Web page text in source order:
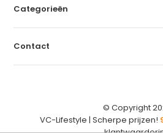
Categorieën
Contact
© Copyright
VC-Lifestyle | Scherpe prijzen!